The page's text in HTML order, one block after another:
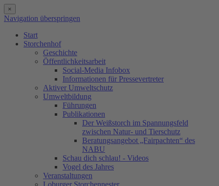
×
Navigation überspringen
Start
Storchenhof
Geschichte
Öffentlichkeitsarbeit
Social-Media Infobox
Informationen für Pressevertreter
Aktiver Umweltschutz
Umweltbildung
Führungen
Publikationen
Der Weißstorch im Spannungsfeld
zwischen Natur- und Tierschutz
Beratungsangebot „Fairpachten“ des
NABU
Schau dich schlau! - Videos
Vogel des Jahres
Veranstaltungen
Loburger Storchennester